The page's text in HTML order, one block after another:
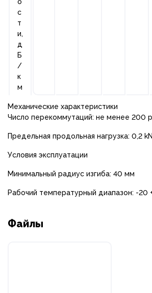
с
т
и,
д
Б
/
к
м
Механические характеристики
Число перекоммутаций: не менее 200
Предельная продольная нагрузка: 0,2
Условия эксплуатации
Минимальный радиус изгиба: 40 мм
Рабочий температурный диапазон: -20
Файлы